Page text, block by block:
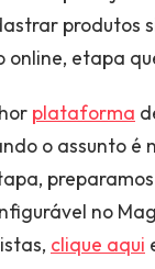
produtos
etapa
plataforma
o assunto é
no
clique aqui